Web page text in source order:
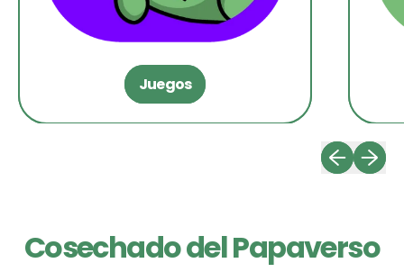
Juegos
Diapositiva
Cosechado del Papaverso